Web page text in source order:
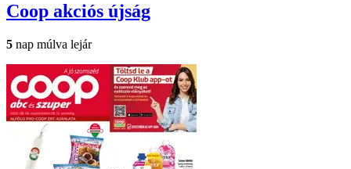
Coop akciós újság
5 nap múlva lejár